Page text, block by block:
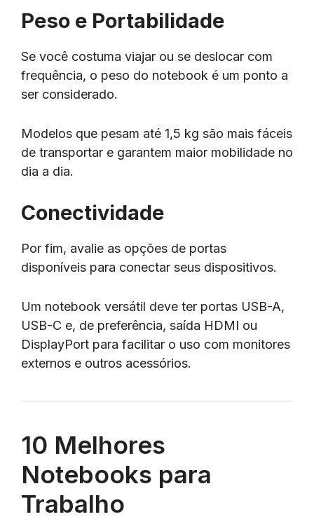
Peso e Portabilidade
Se você costuma viajar ou se deslocar com
frequência, o peso do notebook é um ponto a
ser considerado.
Modelos que pesam até 1,5 kg são mais fáceis
de transportar e garantem maior mobilidade no
dia a dia.
Conectividade
Por fim, avalie as opções de portas
disponíveis para conectar seus dispositivos.
Um notebook versátil deve ter portas USB-A,
USB-C e, de preferência, saída HDMI ou
DisplayPort para facilitar o uso com monitores
externos e outros acessórios.
10 Melhores
Notebooks para
Trabalho